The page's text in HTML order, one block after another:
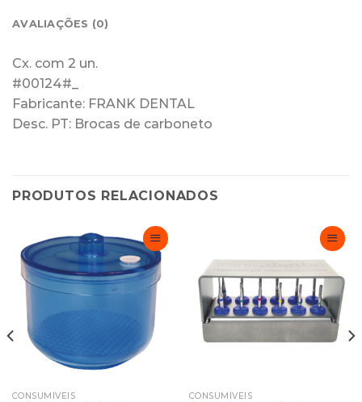
AVALIAÇÕES (0)
Cx. com 2 un.
#00124#_
Fabricante: FRANK DENTAL
Desc. PT: Brocas de carboneto
PRODUTOS RELACIONADOS
Adicionar
Favoritos
CONSUMÍVEIS
Adicionar
Favoritos
CONSUMÍVEIS